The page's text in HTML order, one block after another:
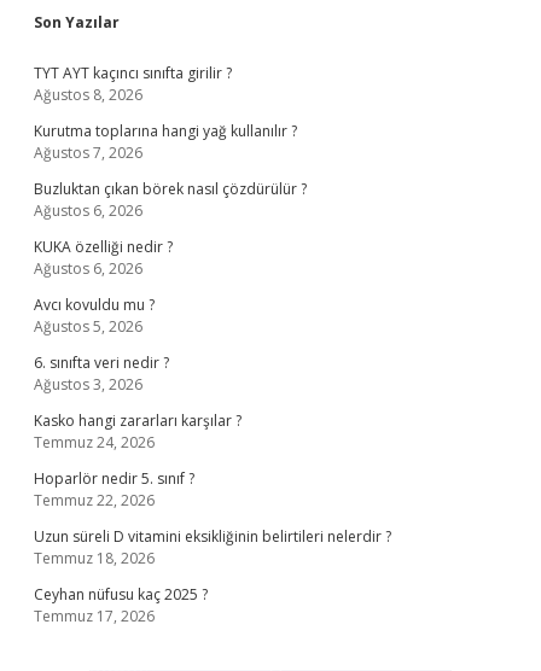
Sidebar
Son Yazılar
TYT AYT kaçıncı sınıfta girilir ?
Ağustos 8, 2026
Kurutma toplarına hangi yağ kullanılır ?
Ağustos 7, 2026
Buzluktan çıkan börek nasıl çözdürülür ?
Ağustos 6, 2026
KUKA özelliği nedir ?
Ağustos 6, 2026
Avcı kovuldu mu ?
Ağustos 5, 2026
6. sınıfta veri nedir ?
Ağustos 3, 2026
Kasko hangi zararları karşılar ?
Temmuz 24, 2026
Hoparlör nedir 5. sınıf ?
Temmuz 22, 2026
Uzun süreli D vitamini eksikliğinin belirtileri nelerdir ?
Temmuz 18, 2026
Ceyhan nüfusu kaç 2025 ?
Temmuz 17, 2026